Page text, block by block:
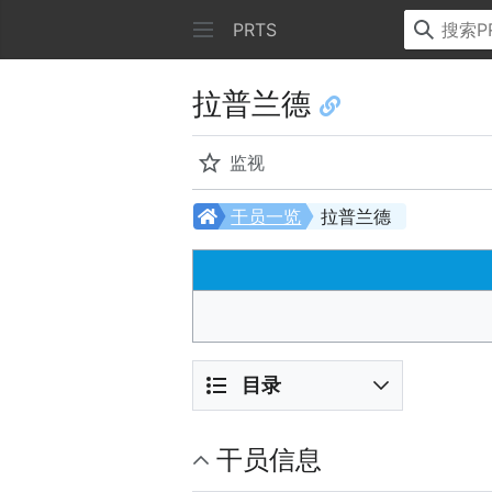
PRTS
拉普兰德
监视
拉普兰德
干员一览
目录
干员信息